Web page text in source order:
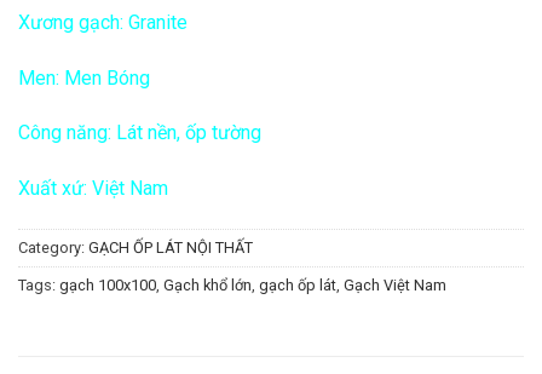
Xương gạch: Granite
Men: Men Bóng
Công năng: Lát nền, ốp tường
Xuất xứ: Việt Nam
Category: GẠCH ỐP LÁT NỘI THẤT
Tags: gạch 100x100, Gạch khổ lớn, gạch ốp lát, Gạch Việt Nam